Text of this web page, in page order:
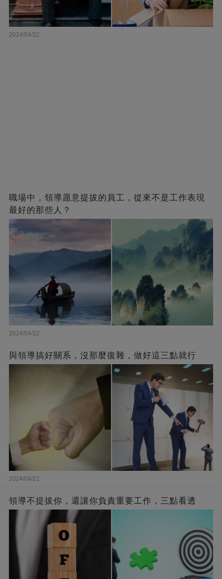
2024/04/22
職場中，領導愿意提拔的員工，從來不是工作表現
最好的那些人？
2024/04/22
與領導搞好關系，沒那麼復雜，做好這三點就行
2024/04/22
領導不提拔你，還讓你負責重要工作，三點看透